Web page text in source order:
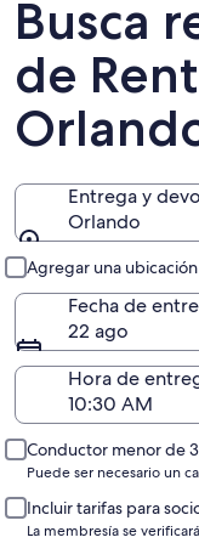
Busca
de
Entrega y
Orlando
Agregar una
Fecha de
22 ago
Hora de
Conductor menor de
Puede ser necesario un
Incluir tarifas para
La membresía se